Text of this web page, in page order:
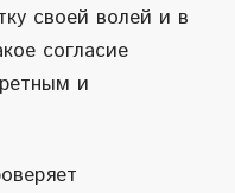
своей волей и в
согласие
и